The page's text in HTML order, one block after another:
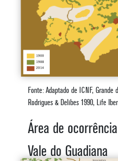
Fonte: Adaptado de ICNF,
Rodrigues & Delibes 1990, Life
Área de
Vale do Guadiana